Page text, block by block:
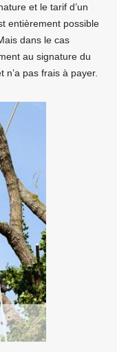
et le tarif d’un
entièrement possible
dans le cas
au signature du
n’a pas frais à payer.